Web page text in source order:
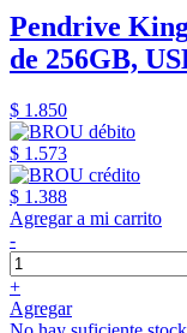
Pendrive
de 256GB,
$ 1.850
$ 1.573
$ 1.388
Agregar a mi carrito
-
+
Agregar